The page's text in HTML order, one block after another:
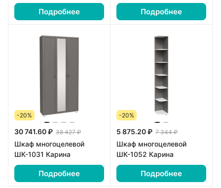
Подробнее Подробнее
-20%
30 741.60 ₽ 38 427 ₽
Шкаф многоцелевой
ШК-1031 Карина
Подробнее
-20%
5 875.20 ₽ 7 344 ₽
Шкаф многоцелевой
ШК-1052 Карина
Подробнее